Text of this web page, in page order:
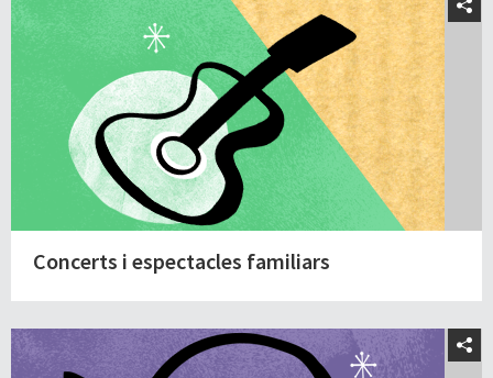
Concerts i espectacles familiars